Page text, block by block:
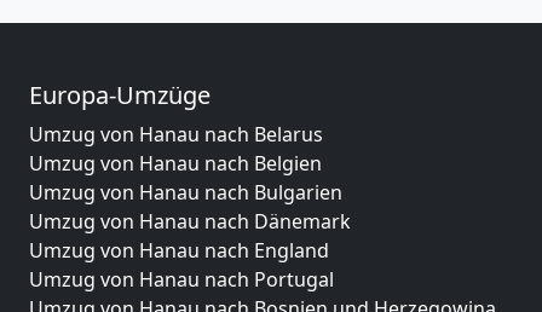
Europa-Umzüge
Umzug von Hanau nach Belarus
Umzug von Hanau nach Belgien
Umzug von Hanau nach Bulgarien
Umzug von Hanau nach Dänemark
Umzug von Hanau nach England
Umzug von Hanau nach Portugal